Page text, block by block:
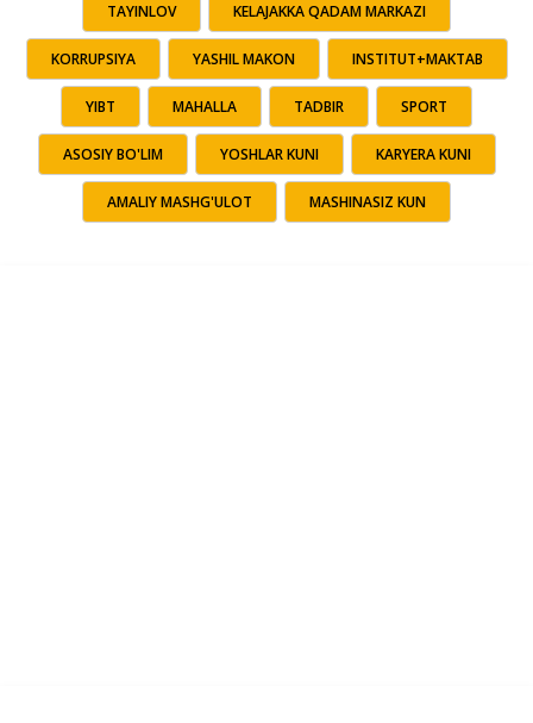
TAYINLOV KELAJAKKA QADAM MARKAZI
KORRUPSIYA YASHIL MAKON INSTITUT+MAKTAB
YIBT MAHALLA TADBIR SPORT
ASOSIY BO'LIM YOSHLAR KUNI KARYERA KUNI
AMALIY MASHG'ULOT MASHINASIZ KUN